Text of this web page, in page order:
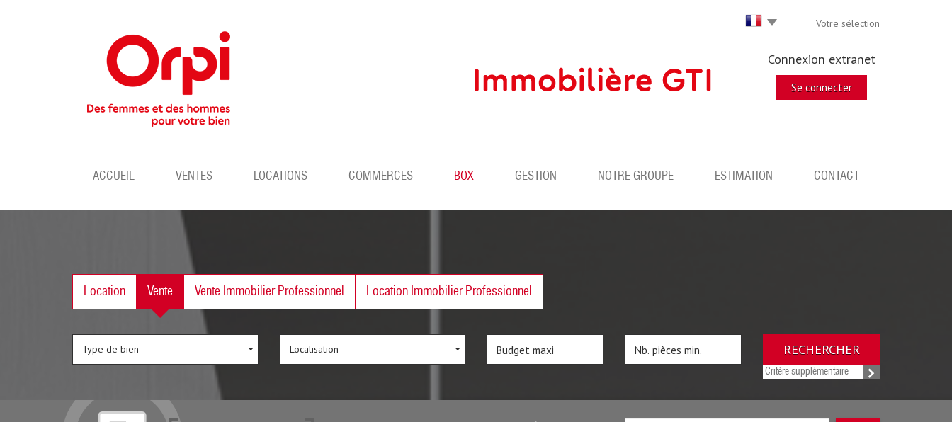
Votre sélection
Connexion extranet
Se connecter
ACCUEIL VENTES LOCATIONS COMMERCES BOX GESTION NOTRE GROUPE ESTIMATION CONTACT
Location Vente Vente Immobilier Professionnel Location Immobilier Professionnel
Type de bien Localisation RECHERCHER
Critère supplémentaire